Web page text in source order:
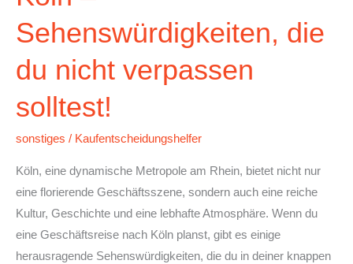
Sehenswürdigkeiten, die
du nicht verpassen
solltest!
sonstiges / Kaufentscheidungshelfer
Köln, eine dynamische Metropole am Rhein, bietet nicht nur
eine florierende Geschäftsszene, sondern auch eine reiche
Kultur, Geschichte und eine lebhafte Atmosphäre. Wenn du
eine Geschäftsreise nach Köln planst, gibt es einige
herausragende Sehenswürdigkeiten, die du in deiner knappen